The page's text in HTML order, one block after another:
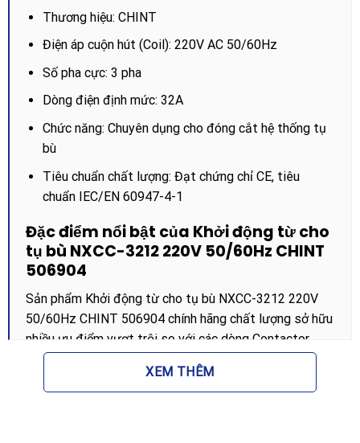
Thương hiệu: CHINT
Điện áp cuộn hút (Coil): 220V AC 50/60Hz
Số pha cực: 3 pha
Dòng điện định mức: 32A
Chức năng: Chuyên dụng cho đóng cắt hệ thống tụ
bù
Tiêu chuẩn chất lượng: Đạt chứng chỉ CE, tiêu
chuẩn IEC/EN 60947-4-1
Đặc điểm nổi bật của Khởi động từ cho
tụ bù NXCC-3212 220V 50/60Hz CHINT
506904
Sản phẩm Khởi động từ cho tụ bù NXCC-3212 220V
50/60Hz CHINT 506904 chính hãng chất lượng sở hữu
nhiều ưu điểm vượt trội so với các dòng Contactor
thông thường nhờ cấu tạo đặc biệt:
Khả năng hạn chế dòng điện đỉnh:Thiết bị được tích
XEM THÊM